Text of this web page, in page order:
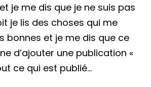
je me dis que je ne suis pas
je lis des choses qui me
bonnes et je me dis que ce
d’ajouter une publication «
ce qui est publié…